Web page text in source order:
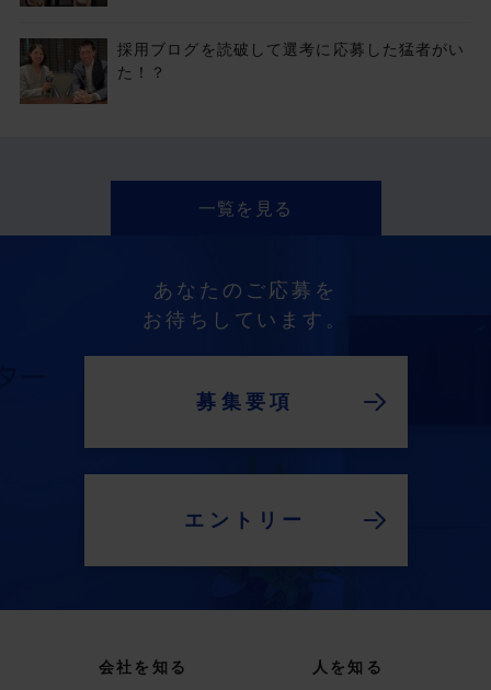
採用ブログを読破して選考に応募した猛者がい
た！？
一覧を見る
あなたのご応募を
お待ちしています。
募集要項
エントリー
会社を知る 人を知る